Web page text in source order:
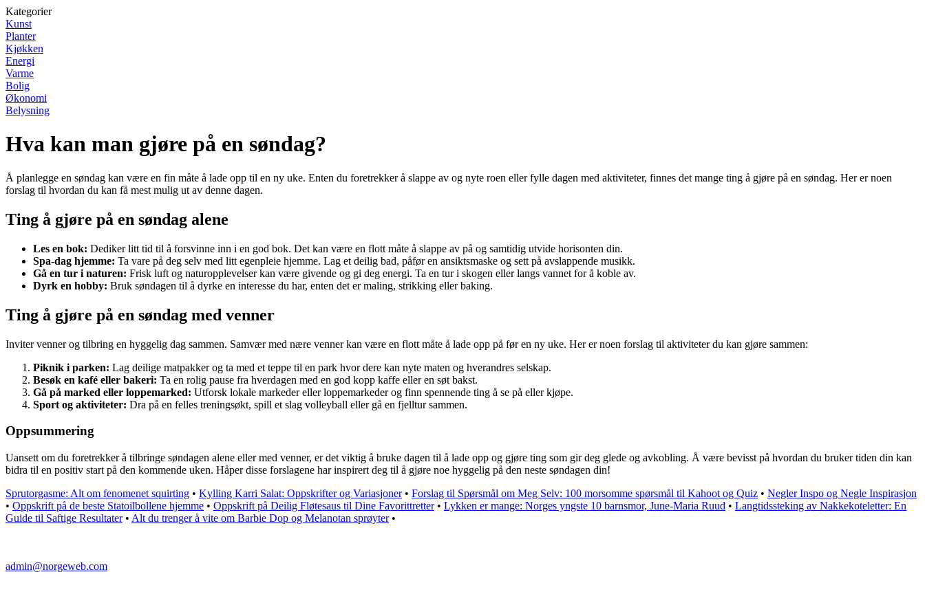
Kategorier
Kunst
Planter
Kjøkken
Energi
Varme
Bolig
Økonomi
Belysning
Hva kan man gjøre på en søndag?
Å planlegge en søndag kan være en fin måte å lade opp til en ny uke. Enten du foretrekker å slappe av og nyte roen eller fylle dagen med aktiviteter, finnes det mange ting å gjøre på en søndag. Her er noen
forslag til hvordan du kan få mest mulig ut av denne dagen.
Ting å gjøre på en søndag alene
Les en bok: Dediker litt tid til å forsvinne inn i en god bok. Det kan være en flott måte å slappe av på og samtidig utvide horisonten din.
Spa-dag hjemme: Ta vare på deg selv med litt egenpleie hjemme. Lag et deilig bad, påfør en ansiktsmaske og sett på avslappende musikk.
Gå en tur i naturen: Frisk luft og naturopplevelser kan være givende og gi deg energi. Ta en tur i skogen eller langs vannet for å koble av.
Dyrk en hobby: Bruk søndagen til å dyrke en interesse du har, enten det er maling, strikking eller baking.
Ting å gjøre på en søndag med venner
Inviter venner og tilbring en hyggelig dag sammen. Samvær med nære venner kan være en flott måte å lade opp på før en ny uke. Her er noen forslag til aktiviteter du kan gjøre sammen:
Piknik i parken: Lag deilige matpakker og ta med et teppe til en park hvor dere kan nyte maten og hverandres selskap.
Besøk en kafé eller bakeri: Ta en rolig pause fra hverdagen med en god kopp kaffe eller en søt bakst.
Gå på marked eller loppemarked: Utforsk lokale markeder eller loppemarkeder og finn spennende ting å se på eller kjøpe.
Sport og aktiviteter: Dra på en felles treningsøkt, spill et slag volleyball eller gå en fjelltur sammen.
Oppsummering
Uansett om du foretrekker å tilbringe søndagen alene eller med venner, er det viktig å bruke dagen til å lade opp og gjøre ting som gir deg glede og avkobling. Å være bevisst på hvordan du bruker tiden din kan
bidra til en positiv start på den kommende uken. Håper disse forslagene har inspirert deg til å gjøre noe hyggelig på den neste søndagen din!
Sprutorgasme: Alt om fenomenet squirting • Kylling Karri Salat: Oppskrifter og Variasjoner• Forslag til Spørsmål om Meg Selv: 100 morsomme spørsmål til Kahoot og Quiz • Negler Inspo og Negle Inspirasjon
• Oppskrift på de beste Statoilbollene hjemme • Oppskrift på Deilig Fløtesaus til Dine Favorittretter• Lykken er mange: Norges yngste 10 barnsmor, June-Maria Ruud • Langtidssteking av Nakkekoteletter: En
Guide til Saftige Resultater• Alt du trenger å vite om Barbie Dop og Melanotan sprøyter•
admin@norgeweb.com